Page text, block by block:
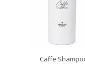
Caffe